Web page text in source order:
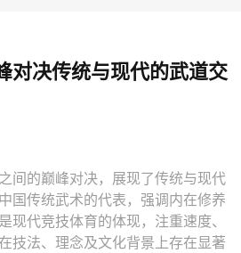
对决传统与现代的武道交
间的巅峰对决，展现了传统与现代
国传统武术的代表，强调内在修养
现代竞技体育的体现，注重速度、
技法、理念及文化背景上存在显著